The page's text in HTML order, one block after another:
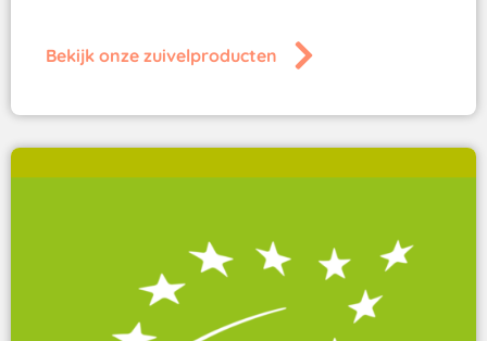
Bekijk onze zuivelproducten